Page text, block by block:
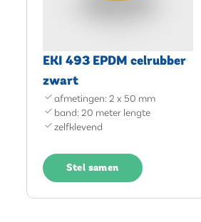
EKI 493 EPDM celrubber
zwart
afmetingen: 2 x 50 mm
band: 20 meter lengte
zelfklevend
Stel samen